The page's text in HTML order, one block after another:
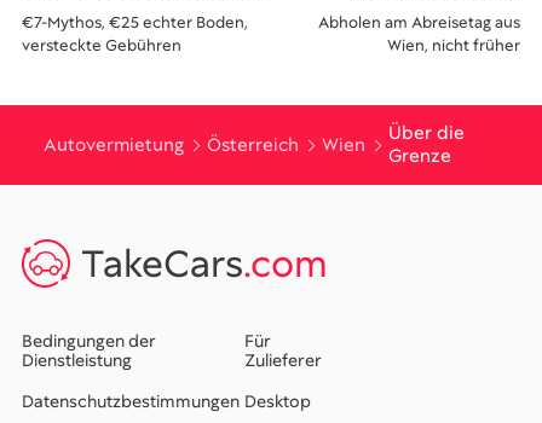
€7-Mythos, €25 echter Boden,
versteckte Gebühren
Abholen am Abreisetag aus
Wien, nicht früher
Autovermietung Österreich Wien
Über die
Grenze
TakeCars.com
Bedingungen der
Dienstleistung
Datenschutzbestimmungen
Für
Zulieferer
Desktop